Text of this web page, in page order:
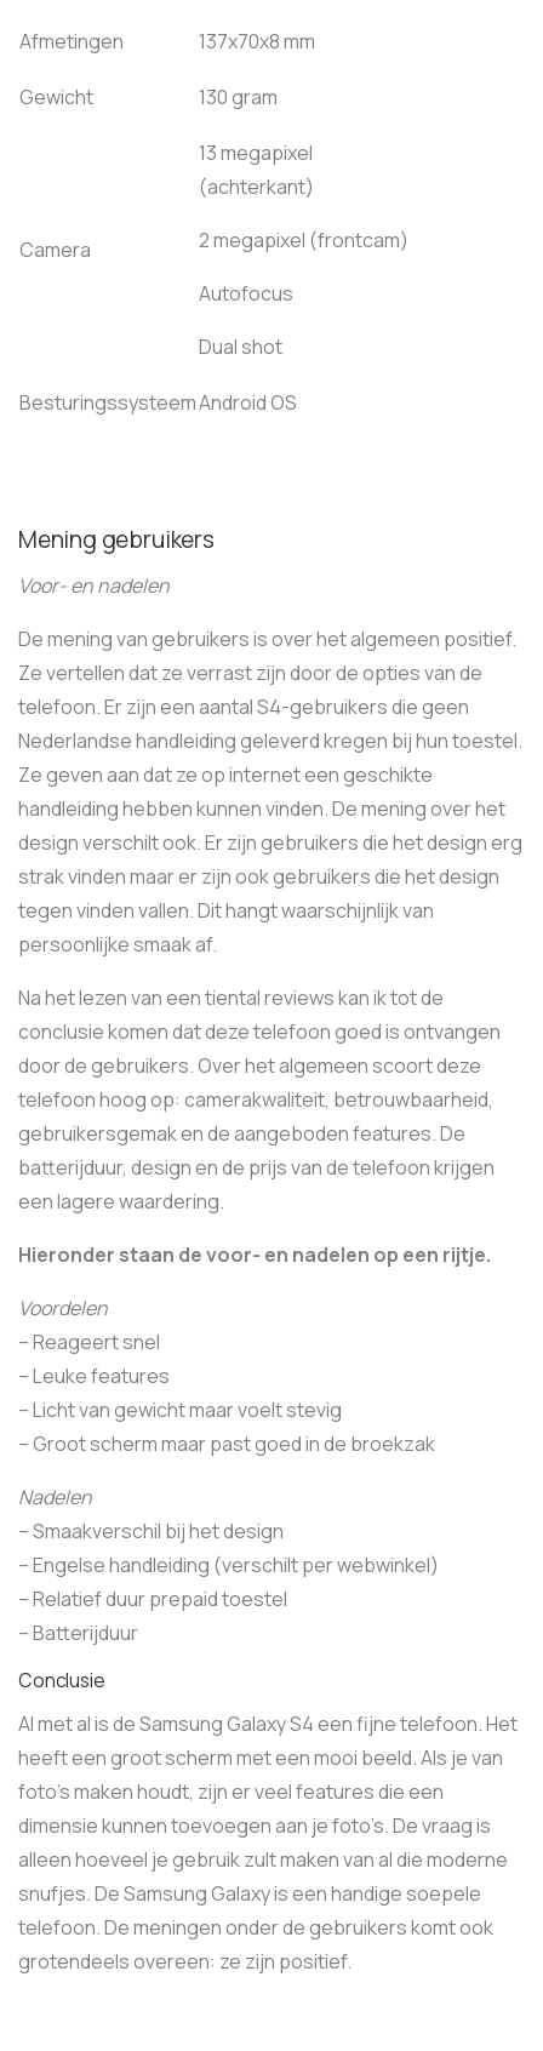
Afmetingen 137x70x8 mm
Gewicht 130 gram
Camera
13 megapixel
(achterkant)
2 megapixel (frontcam)
Autofocus
Dual shot
BesturingssysteemAndroid OS
Mening gebruikers
Voor- en nadelen
De mening van gebruikers is over het algemeen positief.
Ze vertellen dat ze verrast zijn door de opties van de
telefoon. Er zijn een aantal S4-gebruikers die geen
Nederlandse handleiding geleverd kregen bij hun toestel.
Ze geven aan dat ze op internet een geschikte
handleiding hebben kunnen vinden. De mening over het
design verschilt ook. Er zijn gebruikers die het design erg
strak vinden maar er zijn ook gebruikers die het design
tegen vinden vallen. Dit hangt waarschijnlijk van
persoonlijke smaak af.
Na het lezen van een tiental reviews kan ik tot de
conclusie komen dat deze telefoon goed is ontvangen
door de gebruikers. Over het algemeen scoort deze
telefoon hoog op: camerakwaliteit, betrouwbaarheid,
gebruikersgemak en de aangeboden features. De
batterijduur, design en de prijs van de telefoon krijgen
een lagere waardering.
Hieronder staan de voor- en nadelen op een rijtje.
Voordelen
– Reageert snel
– Leuke features
– Licht van gewicht maar voelt stevig
– Groot scherm maar past goed in de broekzak
Nadelen
– Smaakverschil bij het design
– Engelse handleiding (verschilt per webwinkel)
– Relatief duur prepaid toestel
– Batterijduur
Conclusie
Al met al is de Samsung Galaxy S4 een fijne telefoon. Het
heeft een groot scherm met een mooi beeld. Als je van
foto’s maken houdt, zijn er veel features die een
dimensie kunnen toevoegen aan je foto’s. De vraag is
alleen hoeveel je gebruik zult maken van al die moderne
snufjes. De Samsung Galaxy is een handige soepele
telefoon. De meningen onder de gebruikers komt ook
grotendeels overeen: ze zijn positief.